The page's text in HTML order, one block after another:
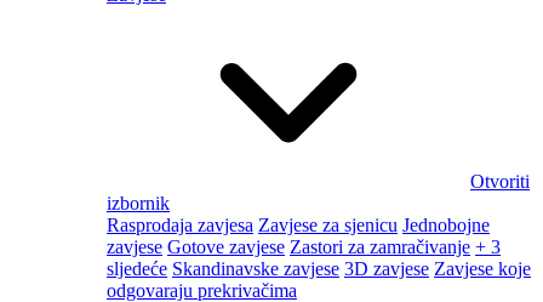
Otvoriti
izbornik
Rasprodaja zavjesa Zavjese za sjenicu Jednobojne
zavjese Gotove zavjese Zastori za zamračivanje + 3
sljedeće Skandinavske zavjese 3D zavjese Zavjese koje
odgovaraju prekrivačima